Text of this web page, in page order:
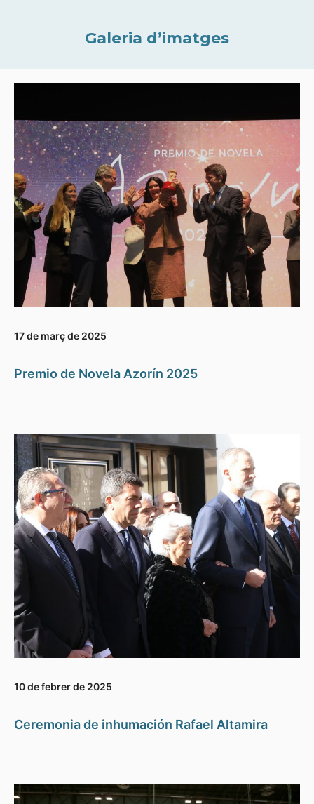
Galeria d’imatges
17 de març de 2025
Premio de Novela Azorín 2025
10 de febrer de 2025
Ceremonia de inhumación Rafael Altamira